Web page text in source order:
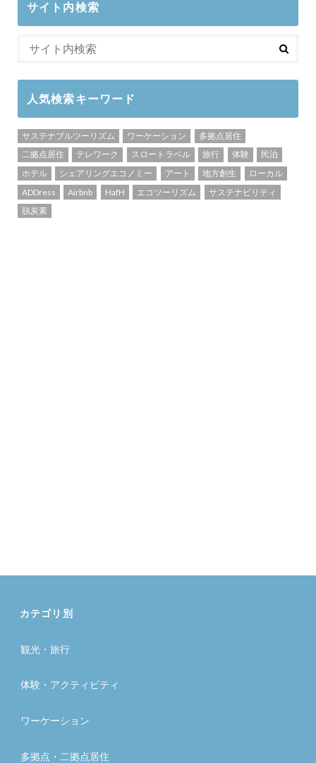
サイト内検索
人気検索キーワード
サステナブルツーリズム ワーケーション
多拠点居住
二拠点居住
テレワーク スロートラベル 旅行 体験
民泊
ホテル
シェアリングエコノミー アート 地方創生
ローカル
ADDress
Airbnb HafH エコツーリズム
サステナビリティ
脱炭素
カテゴリ別
観光・旅行
体験・アクティビティ
ワーケーション
多拠点・二拠点居住